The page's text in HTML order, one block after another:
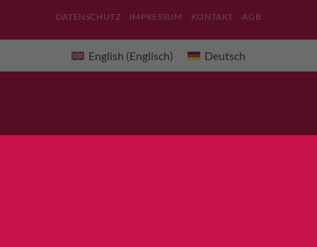
DATENSCHUTZ IMPRESSUM KONTAKT AGB
English (Englisch) Deutsch